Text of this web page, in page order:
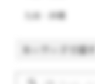
九州・沖縄
キーワードで探す